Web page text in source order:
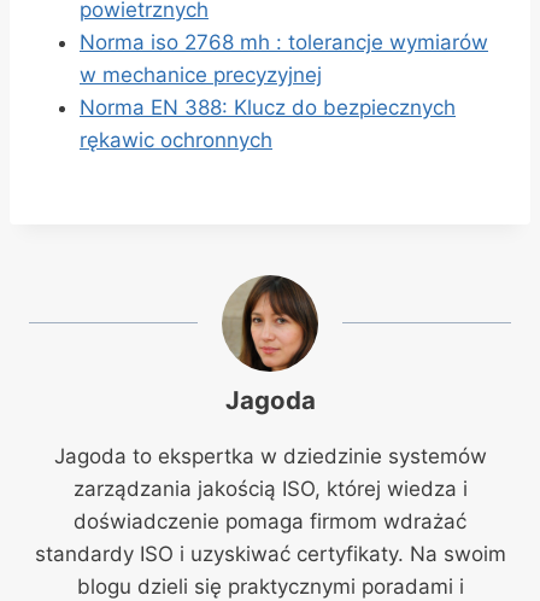
powietrznych
Norma iso 2768 mh : tolerancje wymiarów
w mechanice precyzyjnej
Norma EN 388: Klucz do bezpiecznych
rękawic ochronnych
Jagoda
Jagoda to ekspertka w dziedzinie systemów
zarządzania jakością ISO, której wiedza i
doświadczenie pomaga firmom wdrażać
standardy ISO i uzyskiwać certyfikaty. Na swoim
blogu dzieli się praktycznymi poradami i